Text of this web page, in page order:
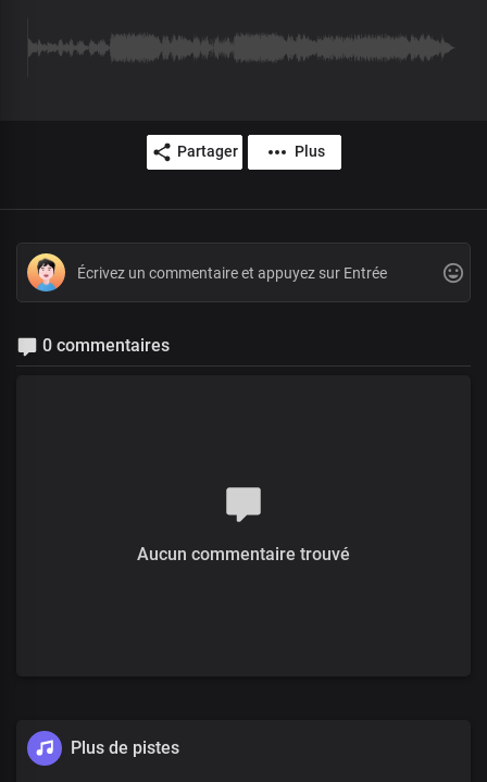
Partager Plus
0 commentaires
Aucun commentaire trouvé
Plus de pistes